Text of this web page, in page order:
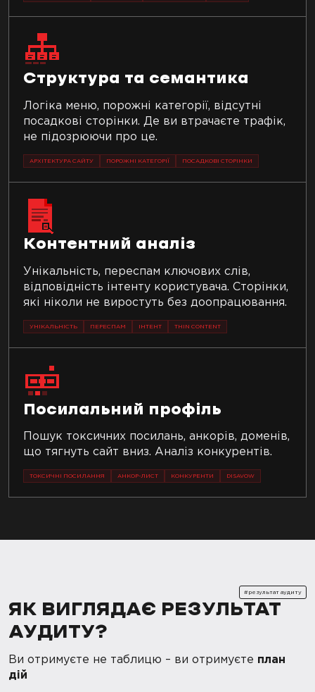
Структура та семантика
Логіка меню, порожні категорії, відсутні
посадкові сторінки. Де ви втрачаєте трафік,
не підозрюючи про це.
АРХІТЕКТУРА САЙТУ ПОРОЖНІ КАТЕГОРІЇ ПОСАДКОВІ СТОРІНКИ
Контентний аналіз
Унікальність, переспам ключових слів,
відповідність інтенту користувача. Сторінки,
які ніколи не виростуть без доопрацювання.
УНІКАЛЬНІСТЬ ПЕРЕСПАМ ІНТЕНТ THIN CONTENT
Посилальний профіль
Пошук токсичних посилань, анкорів, доменів,
що тягнуть сайт вниз. Аналіз конкурентів.
ТОКСИЧНІ ПОСИЛАННЯ АНКОР-ЛИСТ КОНКУРЕНТИ DISAVOW
#результат аудиту
ЯК ВИГЛЯДАЄ РЕЗУЛЬТАТ
АУДИТУ?
Ви отримуєте не таблицю – ви отримуєте план
дій